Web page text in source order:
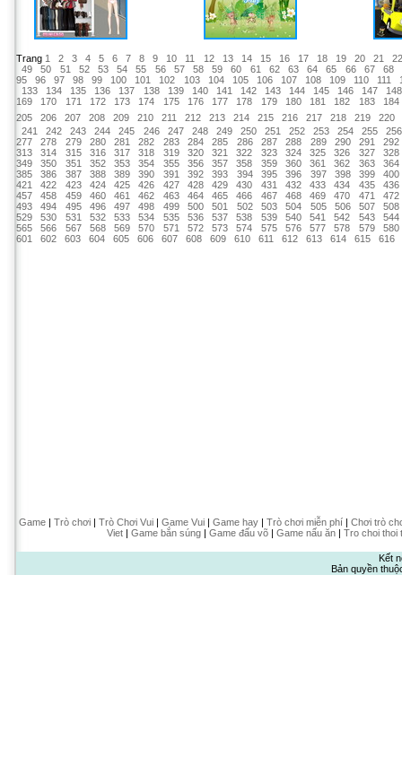
Trang 1 2 3 4 5 6 7 8 9 10 11 12 13 14 15 16 17 18 19 20 21
22
49
50 51 52 53 54 55 56 57 58 59 60 61 62 63 64 65 66 67
68
95
96 97 98 99 100 101 102 103 104 105 106 107 108 109 110 111
133
134 135 136 137 138 139 140 141 142 143 144 145 146 147
148
169
170 171 172 173 174 175 176 177 178 179 180 181 182 183
184
205
206 207 208 209 210 211 212 213 214 215 216 217 218 219
220
241
242 243 244 245 246 247 248 249 250 251 252 253 254 255
256
277
278 279 280 281 282 283 284 285 286 287 288 289 290 291
292
313
314 315 316 317 318 319 320 321 322 323 324 325 326 327
328
349
350 351 352 353 354 355 356 357 358 359 360 361 362 363
364
385
386 387 388 389 390 391 392 393 394 395 396 397 398 399
400
421
422 423 424 425 426 427 428 429 430 431 432 433 434 435
436
457
458 459 460 461 462 463 464 465 466 467 468 469 470 471
472
493
494 495 496 497 498 499 500 501 502 503 504 505 506 507
508
529
530 531 532 533 534 535 536 537 538 539 540 541 542 543
544
565
566 567 568 569 570 571 572 573 574 575 576 577 578 579
580
601
602 603 604 605 606 607 608 609 610 611 612 613 614 615 616
Game| Trò chơi| Trò Chơi Vui| Game Vui| Game hay| Trò chơi miễn phí| Chơi trò
Viet| Game bắn súng| Game đấu võ| Game nấu ăn| Tro choi thoi
Kết
Bản quyền